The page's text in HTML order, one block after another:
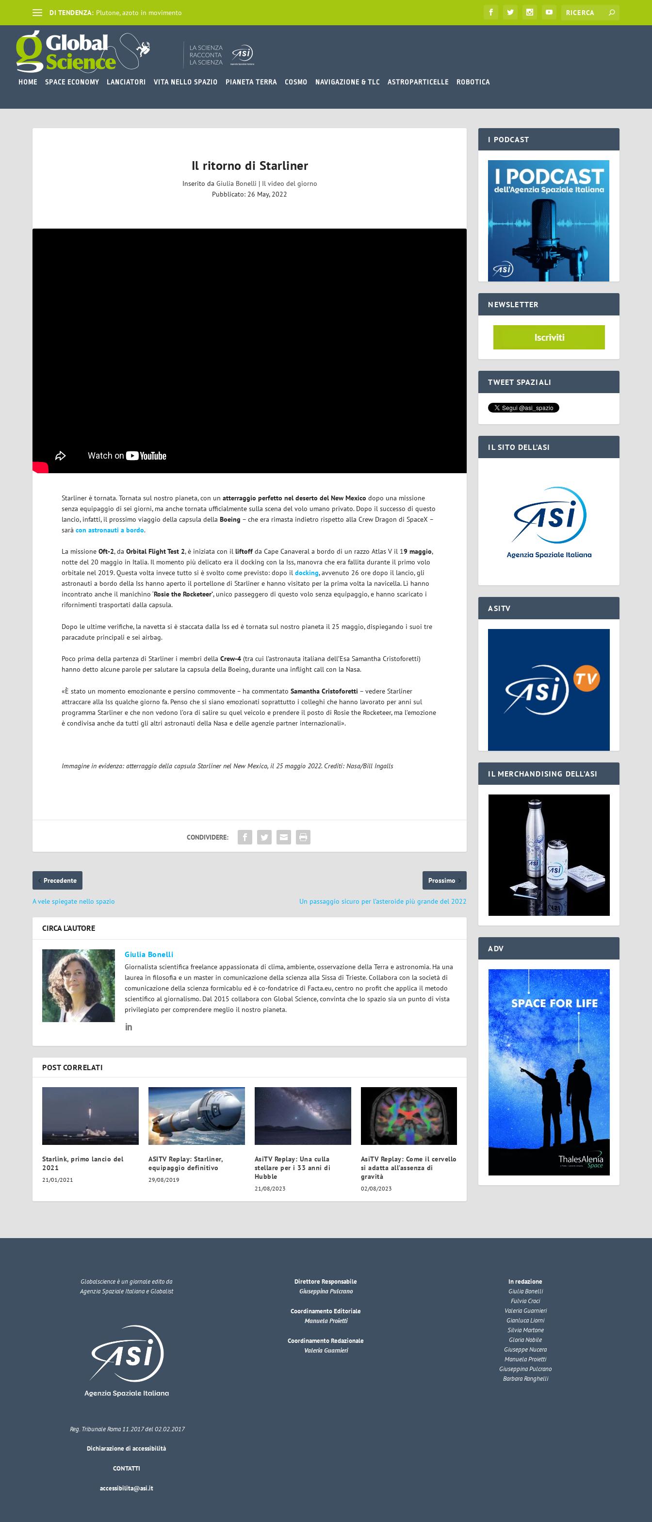
DI TENDENZA: Plutone, azoto in movimento
HOME SPACE ECONOMY LANCIATORI VITA NELLO SPAZIO PIANETA TERRA COSMO NAVIGAZIONE & TLC ASTROPARTICELLE ROBOTICA
Il ritorno di Starliner
Inserito da Giulia Bonelli | Il video del giorno
Pubblicato: 26 May, 2022
Starliner è tornata. Tornata sul nostro pianeta, con unatterraggio perfetto nel deserto del New Mexico dopo una missione
senza equipaggio di sei giorni, ma anche tornata ufficialmente sulla scena del volo umano privato. Dopo il successo di questo
lancio, infatti, il prossimo viaggio della capsula dellaBoeing – che era rimasta indietro rispetto alla Crew Dragon di SpaceX –
saràcon astronauti a bordo.
La missioneOft-2, daOrbital Flight Test 2, è iniziata con illiftoff da Cape Canaveral a bordo di un razzo Atlas V il 19 maggio,
notte del 20 maggio in Italia. Il momento più delicato era il docking con la Iss, manovra che era fallita durante il primo volo
orbitale nel 2019. Questa volta invece tutto si è svolto come previsto: dopo ildocking, avvenuto 26 ore dopo il lancio, gli
astronauti a bordo della Iss hanno aperto il portellone di Starliner e hanno visitato per la prima volta la navicella. Lì hanno
incontrato anche il manichino ‘Rosie the Rocketeer’, unico passeggero di questo volo senza equipaggio, e hanno scaricato i
rifornimenti trasportati dalla capsula.
Dopo le ultime verifiche, la navetta si è staccata dalla Iss ed è tornata sul nostro pianeta il 25 maggio, dispiegando i suoi tre
paracadute principali e sei airbag.
Poco prima della partenza di Starliner i membri dellaCrew-4 (tra cui l’astronauta italiana dell’Esa Samantha Cristoforetti)
hanno detto alcune parole per salutare la capsula della Boeing, durante una inflight call con la Nasa.
«È stato un momento emozionante e persino commovente – ha commentatoSamantha Cristoforetti – vedere Starliner
attraccare alla Iss qualche giorno fa. Penso che si siano emozionati soprattutto i colleghi che hanno lavorato per anni sul
programma Starliner e che non vedono l’ora di salire su quel veicolo e prendere il posto di Rosie the Rocketeer, ma l’emozione
è condivisa anche da tutti gli altri astronauti della Nasa e delle agenzie partner internazionali».
Immagine in evidenza: atterraggio della capsula Starliner nel New Mexico, il 25 maggio 2022. Crediti: Nasa/Bill Ingalls
CONDIVIDERE:
Precedente
A vele spiegate nello spazio
Prossimo
Un passaggio sicuro per l’asteroide più grande del 2022
CIRCA L'AUTORE
Giulia Bonelli
Giornalista scientifica freelance appassionata di clima, ambiente, osservazione della Terra e astronomia. Ha una
laurea in filosofia e un master in comunicazione della scienza alla Sissa di Trieste. Collabora con la società di
comunicazione della scienza formicablu ed è co-fondatrice di Facta.eu, centro no profit che applica il metodo
scientifico al giornalismo. Dal 2015 collabora con Global Science, convinta che lo spazio sia un punto di vista
privilegiato per comprendere meglio il nostro pianeta.
POST CORRELATI
Starlink, primo lancio del
2021
21/01/2021
ASITV Replay: Starliner,
equipaggio definitivo
29/08/2019
AsiTV Replay: Una culla
stellare per i 33 anni di
Hubble
21/08/2023
AsiTV Replay: Come il cervello
si adatta all’assenza di
gravità
02/08/2023
I PODCAST
NEWSLETTER
TWEET SPAZIALI
IL SITO DELL’ASI
ASITV
IL MERCHANDISING DELL’ASI
ADV
Globalscienceè un giornale edito da
Agenzia Spaziale Italiana e Globalist
Reg. Tribunale Roma 11.2017 del 02.02.2017
Dichiarazione di accessibilità
CONTATTI
accessibilita@asi.it
Direttore Responsabile
Giuseppina Pulcrano
Coordinamento Editoriale
Manuela Proietti
Coordinamento Redazionale
Valeria Guarnieri
In redazione
Giulia Bonelli
Fulvia Croci
Valeria Guarnieri
Gianluca Liorni
Silvia Martone
Gloria Nobile
Giuseppe Nucera
Manuela Proietti
Giuseppina Pulcrano
Barbara Ranghelli